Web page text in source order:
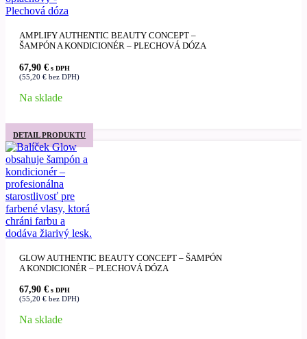
AMPLIFY AUTHENTIC BEAUTY CONCEPT –
ŠAMPÓN A KONDICIONÉR – PLECHOVÁ DÓZA
67,90 € s DPH
(55,20 € bez DPH)
Na sklade
DETAIL PRODUKTU
GLOW AUTHENTIC BEAUTY CONCEPT – ŠAMPÓN
A KONDICIONÉR – PLECHOVÁ DÓZA
67,90 € s DPH
(55,20 € bez DPH)
Na sklade